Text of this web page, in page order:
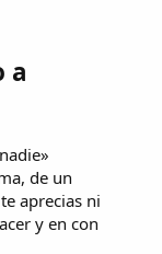
a
de un
aprecias ni
y en con